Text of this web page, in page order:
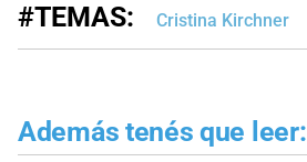
#TEMAS: Cristina Kirchner
Además tenés que leer: